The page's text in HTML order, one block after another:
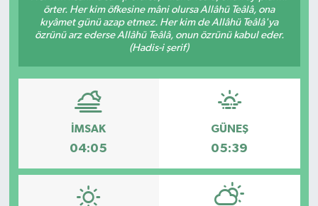
örter. Her kim öfkesine mâni olursa Allâhü Teâlâ, ona
kıyâmet günü azap etmez. Her kim de Allâhü Teâlâ'ya
özrünü arz ederse Allâhü Teâlâ, onun özrünü kabul eder.
(Hadis-i şerif)
İMSAK
04:05
GÜNEŞ
05:39
Gizlilik İlkeleri - Privacy Policy
Gündem
Politika
Spor